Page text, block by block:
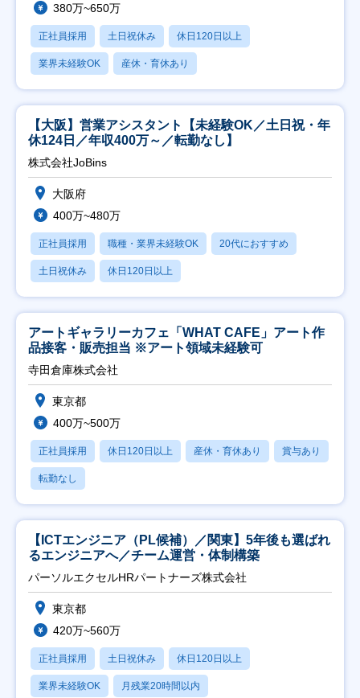
380万~650万
正社員採用 土日祝休み 休日120日以上
業界未経験OK 産休・育休あり
【大阪】営業アシスタント【未経験OK／土日祝・年
休124日／年収400万～／転勤なし】
株式会社JoBins
大阪府
400万~480万
正社員採用 職種・業界未経験OK 20代におすすめ
土日祝休み 休日120日以上
アートギャラリーカフェ「WHAT CAFE」アート作
品接客・販売担当 ※アート領域未経験可
寺田倉庫株式会社
東京都
400万~500万
正社員採用 休日120日以上 産休・育休あり 賞与あり
転勤なし
【ICTエンジニア（PL候補）／関東】5年後も選ばれ
るエンジニアへ／チーム運営・体制構築
パーソルエクセルHRパートナーズ株式会社
東京都
420万~560万
正社員採用 土日祝休み 休日120日以上
業界未経験OK 月残業20時間以内